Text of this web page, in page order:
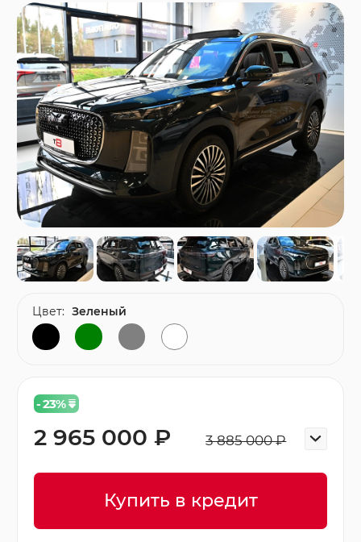
- 23%
3 885 000 ₽
2 965 000 ₽
Купить в кредит
Цвет: Зеленый